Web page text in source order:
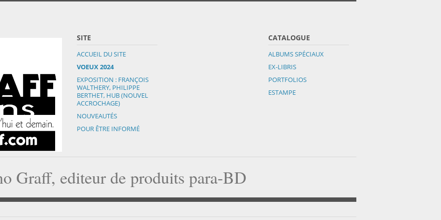
SITE
ACCUEIL DU SITE
VOEUX 2024
EXPOSITION : FRANÇOIS
WALTHERY, PHILIPPE
BERTHET, HUB (NOUVEL
ACCROCHAGE)
NOUVEAUTÉS
POUR ÊTRE INFORMÉ
CATALOGUE
ALBUMS SPÉCIAUX
EX-LIBRIS
PORTFOLIOS
ESTAMPE
Graff, editeur de produits para-BD